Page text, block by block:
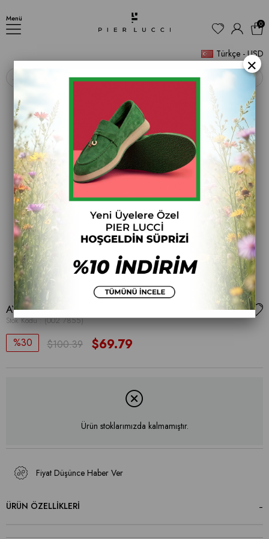
Menü
Türkçe - USD
0
‹ ›
AYAKKABI
Stok Kodu (002 7855)
30 $100.39 $69.79
Ürün stoklarımızda kalmamıştır.
Fiyat Düşünce Haber Ver
ÜRÜN ÖZELLIKLERI
×